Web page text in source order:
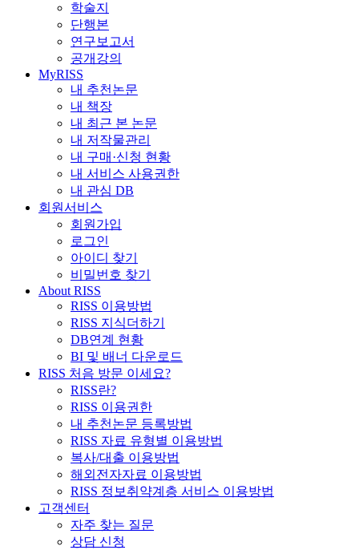
학술지
단행본
연구보고서
공개강의
MyRISS
내 추천논문
내 책장
내 최근 본 논문
내 저작물관리
내 구매·신청 현황
내 서비스 사용권한
내 관심 DB
회원서비스
회원가입
로그인
아이디 찾기
비밀번호 찾기
About RISS
RISS 이용방법
RISS 지식더하기
DB연계 현황
BI 및 배너 다운로드
RISS 처음 방문 이세요?
RISS란?
RISS 이용권한
내 추천논문 등록방법
RISS 자료 유형별 이용방법
복사/대출 이용방법
해외전자자료 이용방법
RISS 정보취약계층 서비스 이용방법
고객센터
자주 찾는 질문
상담 신청